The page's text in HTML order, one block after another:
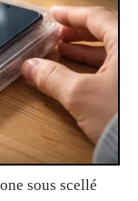
sous scellé